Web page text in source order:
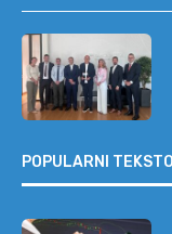
POPULARNI